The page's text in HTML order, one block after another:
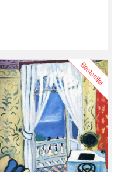
Bestseller